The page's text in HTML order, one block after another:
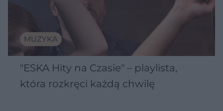
MUZYKA
"ESKA Hity na Czasie" – playlista,
która rozkręci każdą chwilę